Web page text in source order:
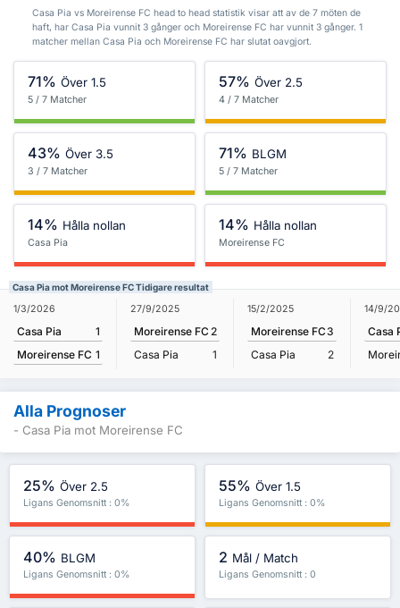
Casa Pia vs Moreirense FC head to head statistik visar att av de 7 möten de
haft, har Casa Pia vunnit 3 gånger och Moreirense FC har vunnit 3 gånger. 1
matcher mellan Casa Pia och Moreirense FC har slutat oavgjort.
71% Över 1.5
5 / 7 Matcher
57% Över 2.5
4 / 7 Matcher
43% Över 3.5
3 / 7 Matcher
71% BLGM
5 / 7 Matcher
14% Hålla nollan
Casa Pia
14% Hålla nollan
Moreirense FC
Casa Pia mot Moreirense FC Tidigare resultat
1/3/2026
Casa Pia
1
Moreirense FC 1
27/9/2025
Moreirense FC 2
Casa Pia
1
15/2/2025
Moreirense FC3
Casa Pia
2
14/9/
Casa
Alla Prognoser
- Casa Pia mot Moreirense FC
25% Över 2.5
Ligans Genomsnitt : 0%
55% Över 1.5
Ligans Genomsnitt : 0%
40% BLGM
Ligans Genomsnitt : 0%
2 Mål / Match
Ligans Genomsnitt : 0